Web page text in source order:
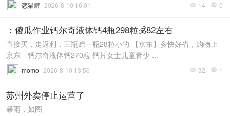
 14  0
恋猫癖 2026-8-10 16:01
：傻瓜作业钙尔奇液体钙4瓶298粒💰82左右
直接买，走返利，三瓶赠一瓶28粒小的 【京东】多快好省，购物上
京东「钙尔奇液体钙270粒 钙片女士儿童青少 ...
 32  1
momo 2026-8-10 13:56
苏州外卖停止运营了
暴雨，如图